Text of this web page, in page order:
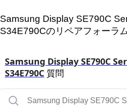
Samsung Display SE790C
S34E790Cのリペアフォーラ
Samsung Display SE790C
S34E790C 質問